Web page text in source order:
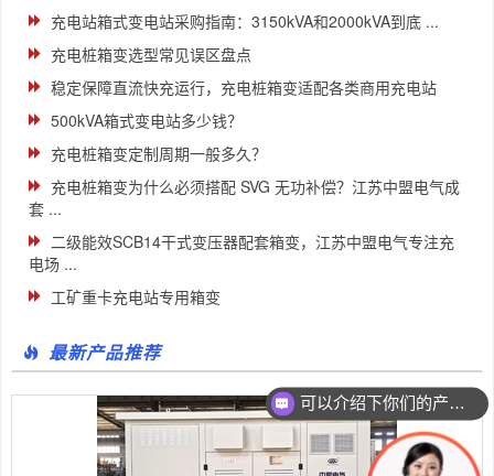
充电站箱式变电站采购指南：3150kVA和2000kVA到底 ...
充电桩箱变选型常见误区盘点
稳定保障直流快充运行，充电桩箱变适配各类商用充电站
500kVA箱式变电站多少钱？
充电桩箱变定制周期一般多久？
充电桩箱变为什么必须搭配 SVG 无功补偿？江苏中盟电气成
套 ...
二级能效SCB14干式变压器配套箱变，江苏中盟电气专注充
电场 ...
工矿重卡充电站专用箱变
最新产品推荐
可以介绍下你们的产品么